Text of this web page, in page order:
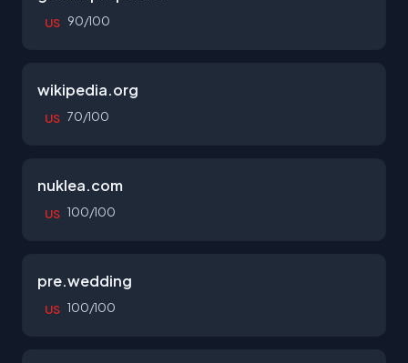
US 90/100
wikipedia.org
US 70/100
nuklea.com
US 100/100
pre.wedding
US 100/100